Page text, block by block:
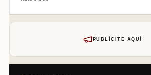
PUBLÍCITE AQUÍ